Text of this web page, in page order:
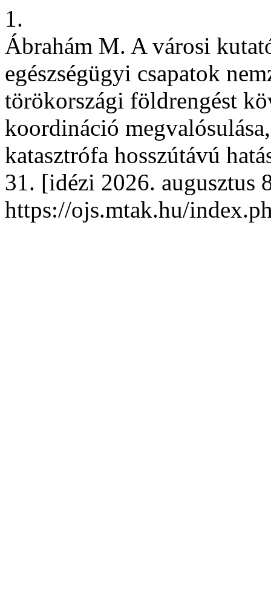
1.
Ábrahám M. A városi
egészségügyi csapatok
törökországi földrengést
koordináció
katasztrófa hosszútávú
31. [idézi 2026. augusztus
https://ojs.mtak.hu/